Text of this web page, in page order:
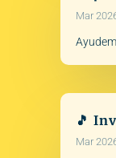
Mar
🎵
Mar